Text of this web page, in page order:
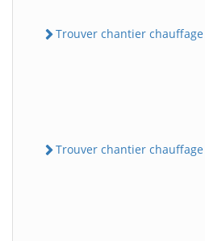
Trouver chantier chauffage
Trouver chantier chauffage